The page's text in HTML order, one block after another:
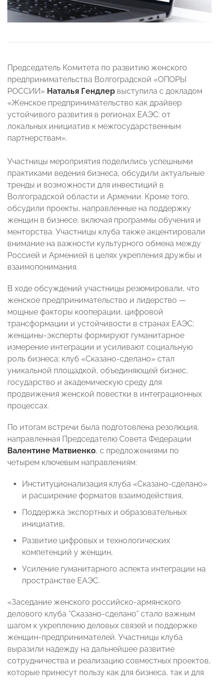
Председатель Комитета по развитию женского
предпринимательства Волгоградской «ОПОРЫ
РОССИИ» Наталья Гендлер выступила с докладом
«Женское предпринимательство как драйвер
устойчивого развития в регионах ЕАЭС: от
локальных инициатив к межгосударственным
партнерствам».
Участницы мероприятия поделились успешными
практиками ведения бизнеса, обсудили актуальные
тренды и возможности для инвестиций в
Волгоградской области и Армении. Кроме того,
обсудили проекты, направленные на поддержку
женщин в бизнесе, включая программы обучения и
менторства. Участницы клуба также акцентировали
внимание на важности культурного обмена между
Россией и Арменией в целях укрепления дружбы и
взаимопонимания.
В ходе обсуждений участницы резюмировали, что
женское предпринимательство и лидерство —
мощные факторы кооперации, цифровой
трансформации и устойчивости в странах ЕАЭС;
женщины-эксперты формируют гуманитарное
измерение интеграции и усиливают социальную
роль бизнеса; клуб «Сказано-сделано» стал
уникальной площадкой, объединяющей бизнес,
государство и академическую среду для
продвижения женской повестки в интеграционных
процессах. ⠀
По итогам встречи была подготовлена резолюция,
направленная Председателю Совета Федерации
Валентине Матвиенко, с предложениями по
четырем ключевым направлениям:
Институционализация клуба «Сказано-сделано»
и расширение форматов взаимодействия,
Поддержка экспортных и образовательных
инициатив,
Развитие цифровых и технологических
компетенций у женщин,
Усиление гуманитарного аспекта интеграции на
пространстве ЕАЭС.
«Заседание женского российско-армянского
делового клуба “Сказано-сделано” стало важным
шагом к укреплению деловых связей и поддержке
женщин-предпринимателей. Участницы клуба
выразили надежду на дальнейшее развитие
сотрудничества и реализацию совместных проектов,
которые принесут пользу как для бизнеса, так и для